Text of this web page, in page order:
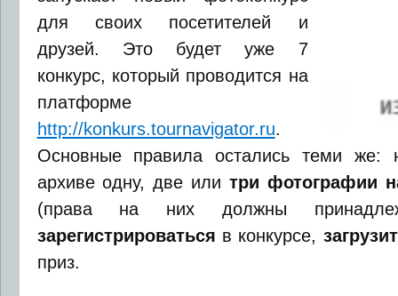
для своих посетителей и
друзей. Это будет уже 7
конкурс, который проводится на
платформе
http://konkurs.tournavigator.ru.
Основные правила остались теми же:
архиве одну, две или три фотографии
(права на них должны
зарегистрироваться в конкурсе,
приз.